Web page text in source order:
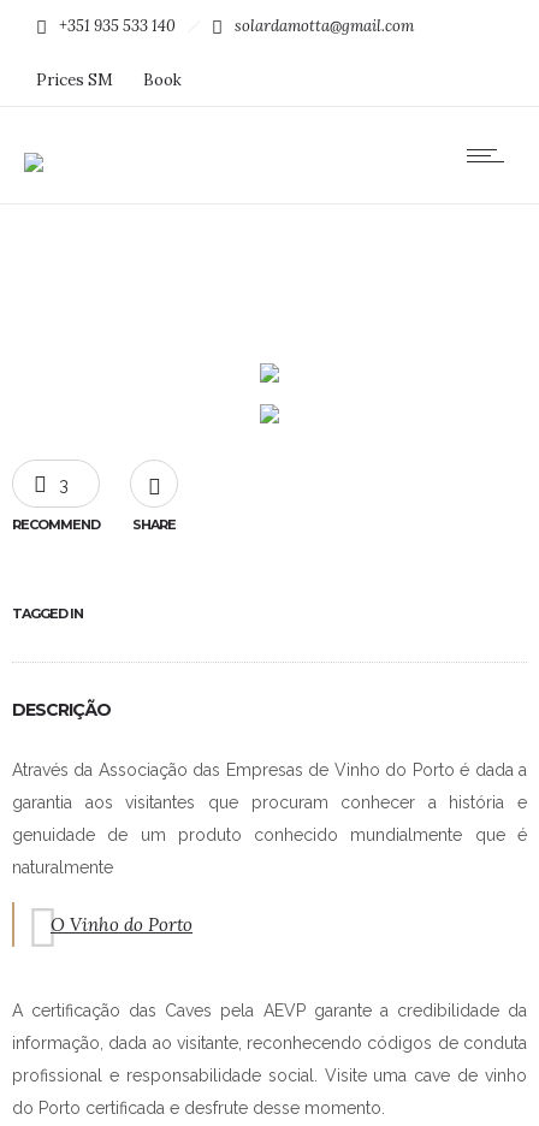
+351 935 533 140 solardamotta@gmail.com
Prices SM Book
3
RECOMMEND SHARE
TAGGED IN
DESCRIÇÃO
Através da Associação das Empresas de Vinho do Porto é dada a
garantia aos visitantes que procuram conhecer a história e
genuidade de um produto conhecido mundialmente que é
naturalmente
O Vinho do Porto
A certificação das Caves pela AEVP garante a credibilidade da
informação, dada ao visitante, reconhecendo códigos de conduta
profissional e responsabilidade social. Visite uma cave de vinho
do Porto certificada e desfrute desse momento.